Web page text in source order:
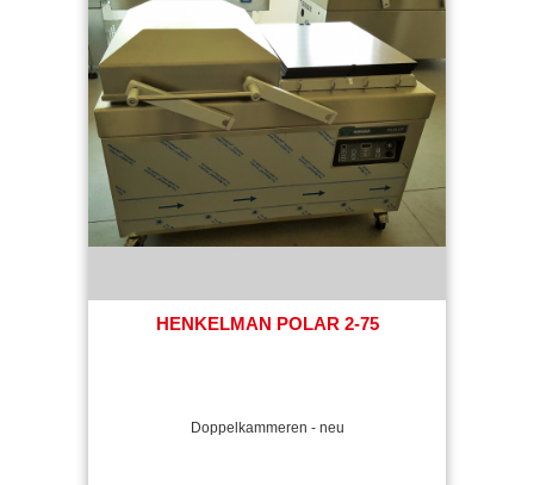
HENKELMAN POLAR 2-75
Doppelkammeren - neu